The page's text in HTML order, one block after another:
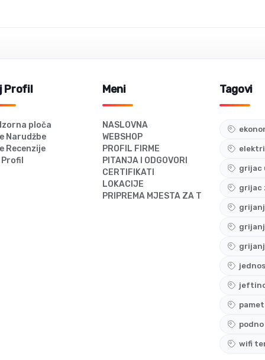
Profil
ploča
Narudžbe
Recenzije
Meni
NASLOVNA
WEBSHOP
PROFIL FIRME
PITANJA I ODGOVORI
CERTIFIKATI
LOKACIJE
PRIPREMA MJESTA ZA TERMOSTAT
Tagovi
grijac
grijac
wifi